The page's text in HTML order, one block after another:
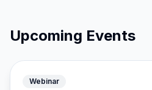
Upcoming Events
Webinar